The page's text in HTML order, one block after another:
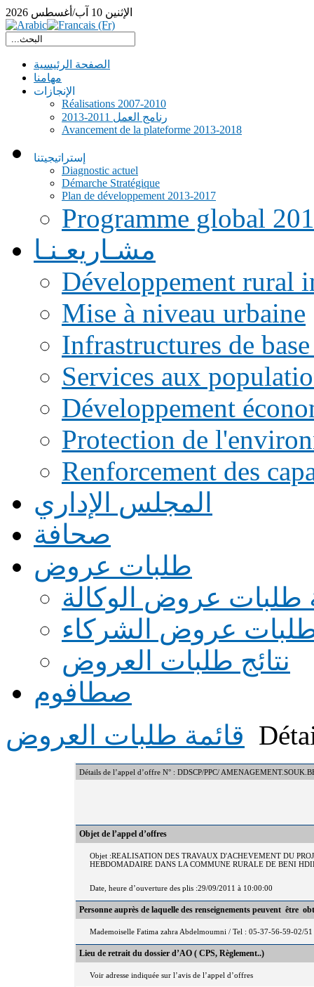
الإثنين 10 آب/أغسطس 2026
الصفحة الرئيسية
مهامنا
الإنجازات
Réalisations 2007-2010
رنامج العمل 2011-2013
Avancement de la plateforme 2013-2018
إستراتيجيتنا
Diagnostic actuel
Démarche Stratégique
Plan de développement 2013-2017
Programme global
مشـاريعـنـا
Développement rural
Mise à niveau urbaine
Infrastructures de
Services aux
Développement
Protection de
Renforcement des
المجلس الإداري
صحافة
طلبات عروض
طلبات عروض الوكالة
طلبات عروض الشركاء
نتائج طلبات العروض
صطافوم
قائمة طلبات العروض
Détails de l’appel d’offre N° : DDSCP/PPC/
Objet de l’appel d’offres
Objet :REALISATION DES TRAVAUX D'ACHEVEMENT DU
HEBDOMADAIRE DANS LA COMMUNE RURALE DE BENI
Date, heure d’ouverture des plis :29/09/2011 à 10:00:00
Personne auprès de laquelle des renseignements peuvent être
Mademoiselle Fatima zahra Abdelmoumni / Tel : 05-37-56-59-02/51
Lieu de retrait du dossier d’AO ( CPS, Règlement..)
Voir adresse indiquée sur l’avis de l’appel d’offres